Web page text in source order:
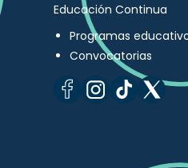
Educación Continua
Programas
Convocatorias